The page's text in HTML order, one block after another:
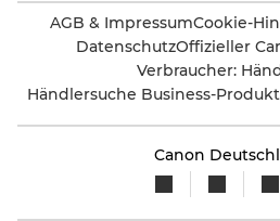
AGB & ImpressumCookie-
DatenschutzOffizieller
Verbraucher:
Händlersuche Business-
Canon